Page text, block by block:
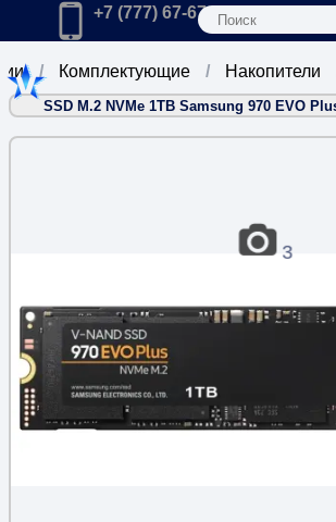
Главная
Позвонить в компанию по телефону:
+7 (777) 67-67-666
Накопители
Комплектующие
SSD M.2 NVMe 1TB Samsung 970 EVO